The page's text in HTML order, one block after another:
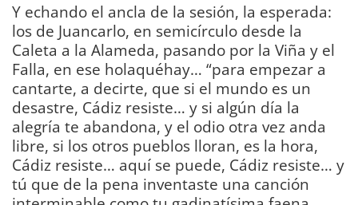
Y echando el ancla de la sesión, la esperada:
los de Juancarlo, en semicírculo desde la
Caleta a la Alameda, pasando por la Viña y el
Falla, en ese holaquéhay… “para empezar a
cantarte, a decirte, que si el mundo es un
desastre, Cádiz resiste… y si algún día la
alegría te abandona, y el odio otra vez anda
libre, si los otros pueblos lloran, es la hora,
Cádiz resiste… aquí se puede, Cádiz resiste… y
tú que de la pena inventaste una canción